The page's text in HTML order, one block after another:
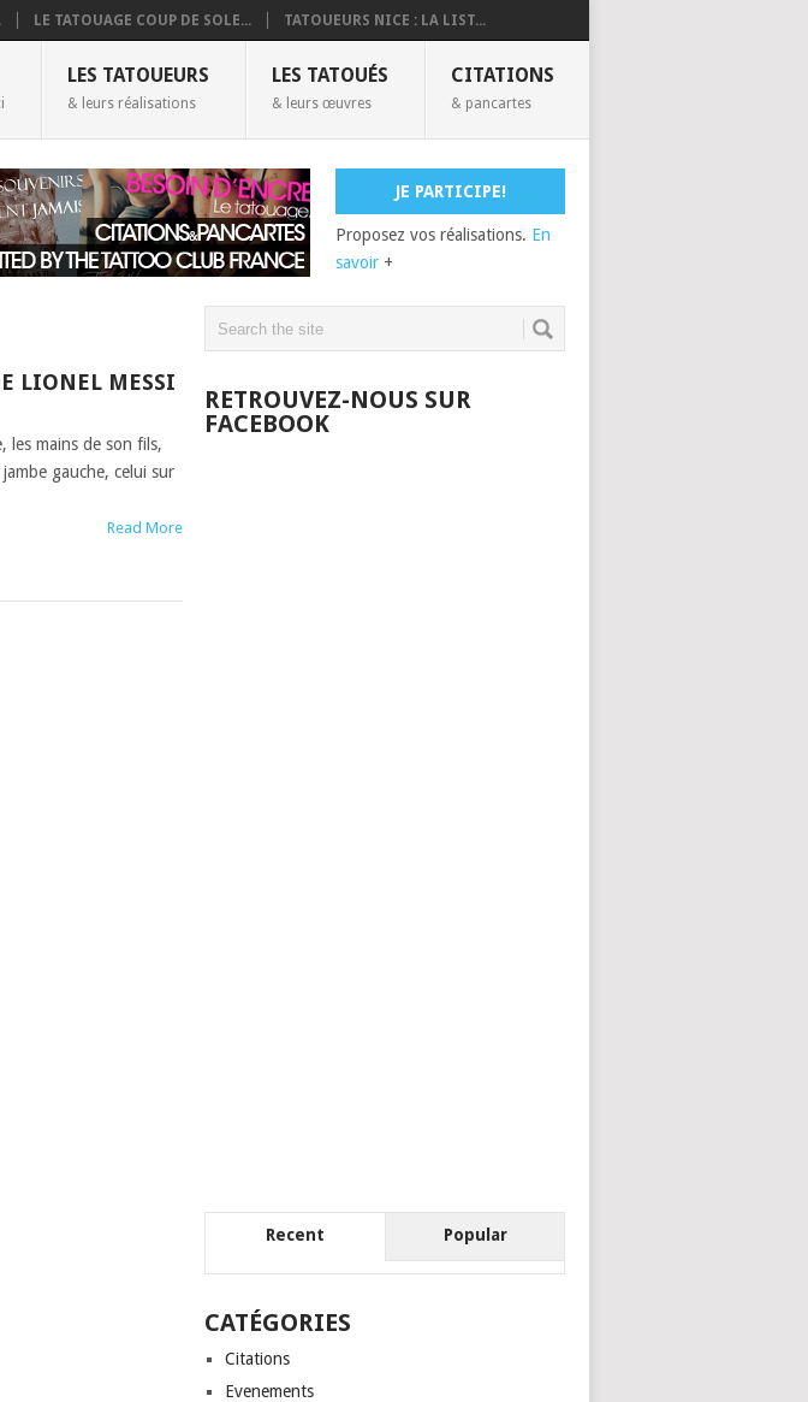
LE TATOUAGE COUP DE SOLE... TATOUEURS NICE : LA LIST...
LES TATOUEURS
& leurs réalisations
LES TATOUÉS
& leurs œuvres
CITATIONS
& pancartes
JE PARTICIPE!
Proposez vos réalisations. En
savoir +
LIONEL MESSI
les mains de son fils,
gauche, celui sur
Read More
RETROUVEZ-NOUS SUR
FACEBOOK
Recent Popular
CATÉGORIES
Citations
Evenements